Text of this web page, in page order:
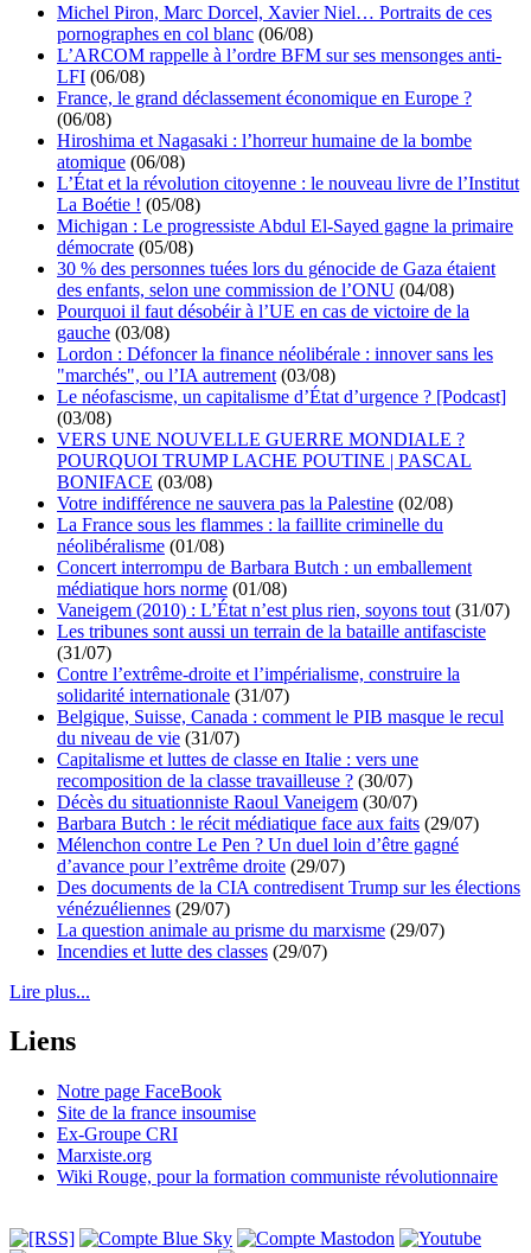
Michel Piron, Marc Dorcel, Xavier Niel… Portraits de ces
pornographes en col blanc (06/08)
L’ARCOM rappelle à l’ordre BFM sur ses mensonges anti-
LFI (06/08)
France, le grand déclassement économique en Europe ?
(06/08)
Hiroshima et Nagasaki : l’horreur humaine de la bombe
atomique (06/08)
L’État et la révolution citoyenne : le nouveau livre de l’Institut
La Boétie ! (05/08)
Michigan : Le progressiste Abdul El-Sayed gagne la primaire
démocrate (05/08)
30 % des personnes tuées lors du génocide de Gaza étaient
des enfants, selon une commission de l’ONU (04/08)
Pourquoi il faut désobéir à l’UE en cas de victoire de la
gauche (03/08)
Lordon : Défoncer la finance néolibérale : innover sans les
"marchés", ou l’IA autrement (03/08)
Le néofascisme, un capitalisme d’État d’urgence ? [Podcast]
(03/08)
VERS UNE NOUVELLE GUERRE MONDIALE ?
POURQUOI TRUMP LACHE POUTINE | PASCAL
BONIFACE (03/08)
Votre indifférence ne sauvera pas la Palestine (02/08)
La France sous les flammes : la faillite criminelle du
néolibéralisme (01/08)
Concert interrompu de Barbara Butch : un emballement
médiatique hors norme (01/08)
Vaneigem (2010) : L’État n’est plus rien, soyons tout (31/07)
Les tribunes sont aussi un terrain de la bataille antifasciste
(31/07)
Contre l’extrême-droite et l’impérialisme, construire la
solidarité internationale (31/07)
Belgique, Suisse, Canada : comment le PIB masque le recul
du niveau de vie (31/07)
Capitalisme et luttes de classe en Italie : vers une
recomposition de la classe travailleuse ? (30/07)
Décès du situationniste Raoul Vaneigem (30/07)
Barbara Butch : le récit médiatique face aux faits (29/07)
Mélenchon contre Le Pen ? Un duel loin d’être gagné
d’avance pour l’extrême droite (29/07)
Des documents de la CIA contredisent Trump sur les élections
vénézuéliennes (29/07)
La question animale au prisme du marxisme (29/07)
Incendies et lutte des classes (29/07)
Lire plus...
Liens
Notre page FaceBook
Site de la france insoumise
Ex-Groupe CRI
Marxiste.org
Wiki Rouge, pour la formation communiste révolutionnaire